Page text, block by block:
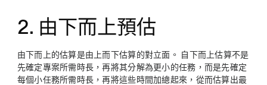
2. 由下而上預估
由下而上的估算是由上而下估算的對立面。 自下而上估算不是
先確定專案所需時長，再將其分解為更小的任務，而是先確定
每個小任務所需時長，再將這些時間加總起來，從而估算出最